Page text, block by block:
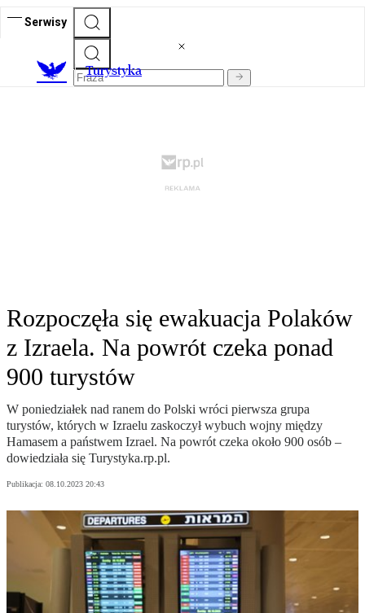
Serwisy
Turystyka
Rozpoczęła się ewakuacja Polaków
z Izraela. Na powrót czeka ponad
900 turystów
W poniedziałek nad ranem do Polski wróci pierwsza grupa
turystów, których w Izraelu zaskoczył wybuch wojny między
Hamasem a państwem Izrael. Na powrót czeka około 900 osób –
dowiedziała się Turystyka.rp.pl.
Publikacja: 08.10.2023 20:43